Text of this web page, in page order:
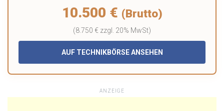
10.500 € (Brutto)
(8.750 € zzgl. 20% MwSt)
AUF TECHNIKBÖRSE ANSEHEN
ANZEIGE